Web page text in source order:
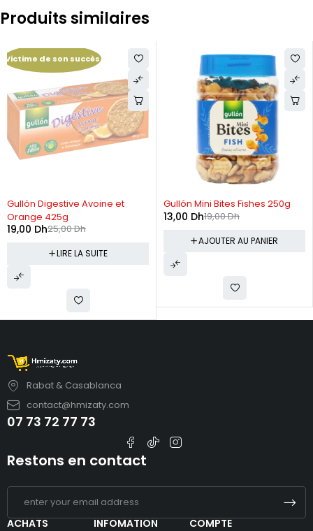
Produits similaires
Victime de son succès
RUPTURE DE STOCK
Gullón Digestive Avoine et
Orange 425g
25,00Dh
19,00 Dh
LIRE LA SUITE
-32%
Gullón Mini Bites Fishes 250g
19,00Dh
13,00 Dh
AJOUTER AU PANIER
Rabat & Casablanca
contact@hmizaty.com
07 73 72 77 73
ACHATS INFOMATION COMPTE
Restons en contact